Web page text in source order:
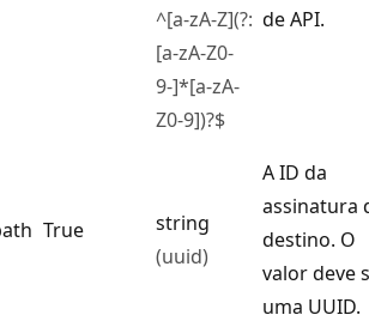
^[a-zA-Z](?:
[a-zA-Z0-
9-]*[a-zA-
Z0-9])?$
de API.
True
string
(uuid)
A ID da
assinatura
destino. O
valor deve
uma UUID.